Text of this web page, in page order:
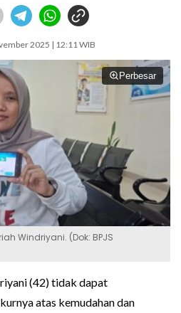
2025 | 12:11 WIB
Perbesar
Windriyani. (Dok: BPJS
(42) tidak dapat
atas kemudahan dan